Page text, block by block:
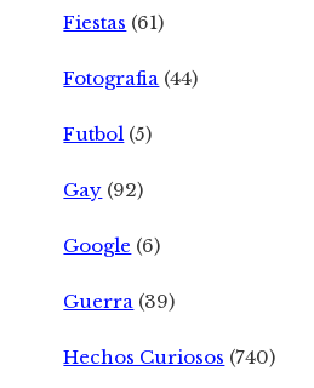
Fiestas (61)
Fotografia (44)
Futbol (5)
Gay (92)
Google (6)
Guerra (39)
Hechos Curiosos (740)